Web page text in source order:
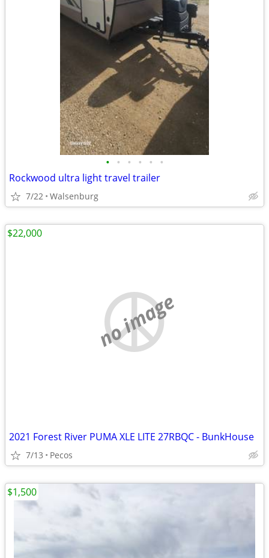
• • • • • •
Rockwood ultra light travel trailer
7/22 Walsenburg
no image
2021 Forest River PUMA XLE LITE 27RBQC - BunkHouse
7/13 Pecos
$22,000
$1,500